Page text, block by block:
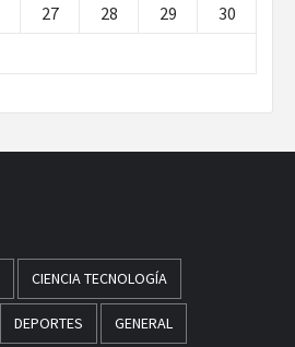
27 28 29
30
CIENCIA TECNOLOGÍA
DEPORTES GENERAL